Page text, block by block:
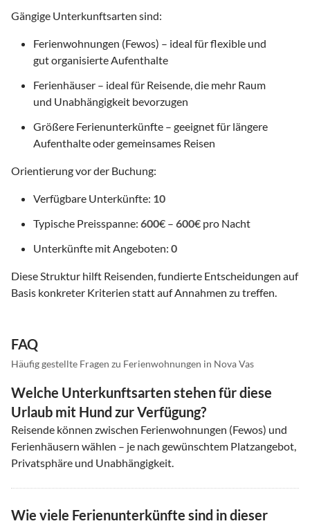
Gängige Unterkunftsarten sind:
Ferienwohnungen (Fewos) – ideal für flexible und
gut organisierte Aufenthalte
Ferienhäuser – ideal für Reisende, die mehr Raum
und Unabhängigkeit bevorzugen
Größere Ferienunterkünfte – geeignet für längere
Aufenthalte oder gemeinsames Reisen
Orientierung vor der Buchung:
Verfügbare Unterkünfte: 10
Typische Preisspanne: 600€ – 600€ pro Nacht
Unterkünfte mit Angeboten: 0
Diese Struktur hilft Reisenden, fundierte Entscheidungen auf
Basis konkreter Kriterien statt auf Annahmen zu treffen.
FAQ
Häufig gestellte Fragen zu Ferienwohnungen in Nova Vas
Welche Unterkunftsarten stehen für diese
Urlaub mit Hund zur Verfügung?
Reisende können zwischen Ferienwohnungen (Fewos) und
Ferienhäusern wählen – je nach gewünschtem Platzangebot,
Privatsphäre und Unabhängigkeit.
Wie viele Ferienunterkünfte sind in dieser